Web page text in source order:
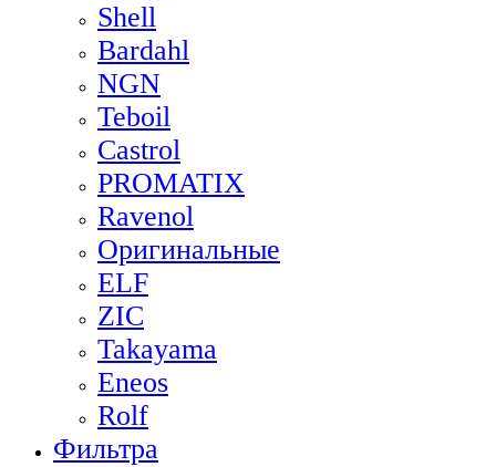
Shell
Bardahl
NGN
Teboil
Castrol
PROMATIX
Ravenol
Оригинальные
ELF
ZIC
Takayama
Eneos
Rolf
Фильтра